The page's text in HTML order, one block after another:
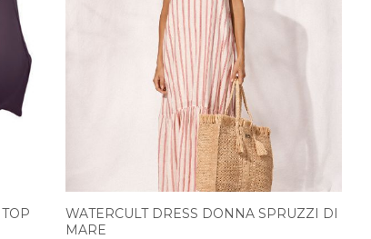
WATERCULT DRESS DONNA SPRUZZI DI
MARE